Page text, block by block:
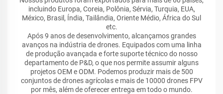
incluindo Europa, Coreia, Polônia, Sérvia, Turquia, EUA,
México, Brasil, Índia, Tailândia, Oriente Médio, África do Sul
etc.
Após 9 anos de desenvolvimento, alcançamos grandes
avanços na indústria de drones. Equipados com uma linha
de produção avançada e forte suporte técnico do nosso
departamento de P&D, o que nos permite assumir alguns
projetos OEM e ODM. Podemos produzir mais de 500
conjuntos de drones agrícolas e mais de 10000 drones FPV
por mês, além de oferecer entrega em todo o mundo.